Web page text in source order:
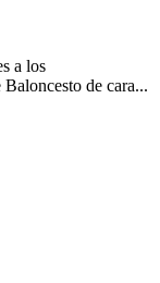
a los
de cara...